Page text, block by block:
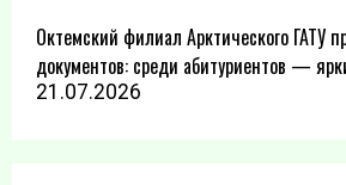
Октемский филиал Арктического ГАТУ
документов: среди абитуриентов —
21.07.2026